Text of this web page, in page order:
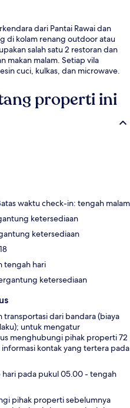
dari Pantai Rawai dan
di kolam renang outdoor atau
salah satu 2 restoran dan
makan malam. Setiap vila
cuci, kulkas, dan microwave.
properti ini
waktu check-in: tengah malam
ketersediaan
ketersediaan
tengah hari
ketersediaan
transportasi dari bandara (biaya
untuk mengatur
menghubungi pihak properti 72
kontak yang tertera pada
hari pada pukul 05.00 - tengah
pihak properti sebelumnya